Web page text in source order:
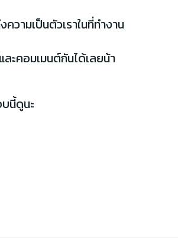
ามเป็นตัวเราในที่ทำงาน
ะคอมเมนต์กันได้เลยน้า
นี้ดูนะ